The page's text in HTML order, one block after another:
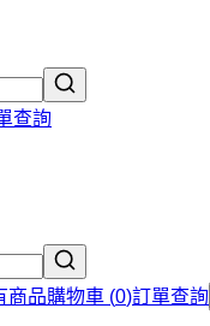
查詢
商品購物車 (0)訂單查詢